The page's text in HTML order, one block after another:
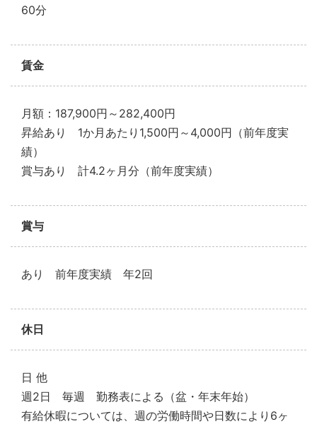
60分
賃金
月額：187,900円～282,400円
昇給あり 1か月あたり1,500円～4,000円（前年度実
績）
賞与あり 計4.2ヶ月分（前年度実績）
賞与
あり 前年度実績 年2回
休日
日 他
週2日 毎週 勤務表による（盆・年末年始）
有給休暇については、週の労働時間や日数により6ヶ